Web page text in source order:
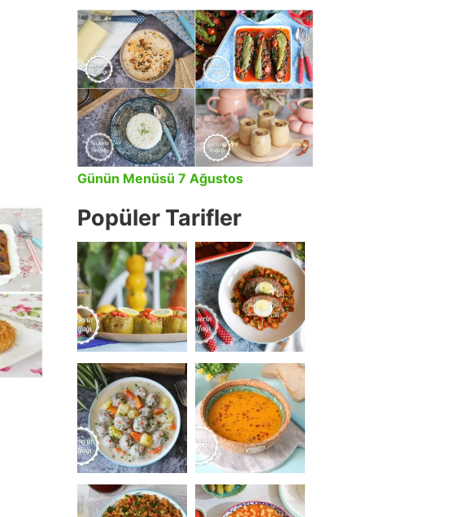
Günün Menüsü 7 Ağustos
Popüler Tarifler